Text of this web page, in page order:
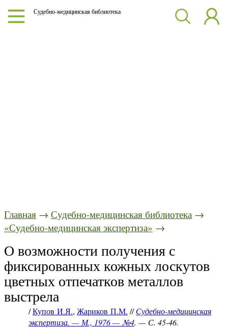
Судебно-медицинская библиотека
Главная → Судебно-медицинская библиотека →
«Судебно-медицинская экспертиза» →
О возможности получения с
фиксированных кожных лоскутов
цветных отпечатков металлов
выстрела
/Купов И.Я., Жариков П.М. //Судебно-медицинская
экспертиза. — М., 1976 — №4. — С. 45-46.